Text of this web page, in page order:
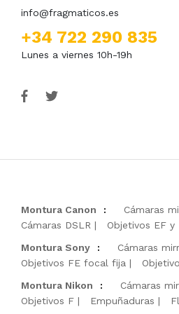
info@fragmaticos.es
+34 722 290 835
Lunes a viernes 10h-19h
Montura Canon : Cámaras
Cámaras DSLR
Objetivos EF y
Montura Sony
: Cámaras
Objetivos FE focal fija
Montura Nikon
: Cámaras
Objetivos F
Empuñaduras